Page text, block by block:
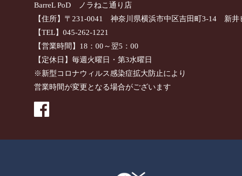
BarreL PoD ノラねこ通り店
【住所】〒231-0041 神奈川県横浜市中区吉田町3-14 新井
【TEL】045-262-1221
【営業時間】18：00～翌5：00
【定休日】毎週火曜日・第3水曜日
※新型コロナウィルス感染症拡大防止により
営業時間が変更となる場合がございます